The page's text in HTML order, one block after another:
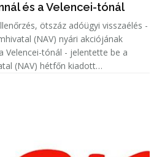
és a Velencei-tónál
ötszáz adóügyi visszaélés -
(NAV) nyári akciójának
Velencei-tónál - jelentette be a
(NAV) hétfőn kiadott